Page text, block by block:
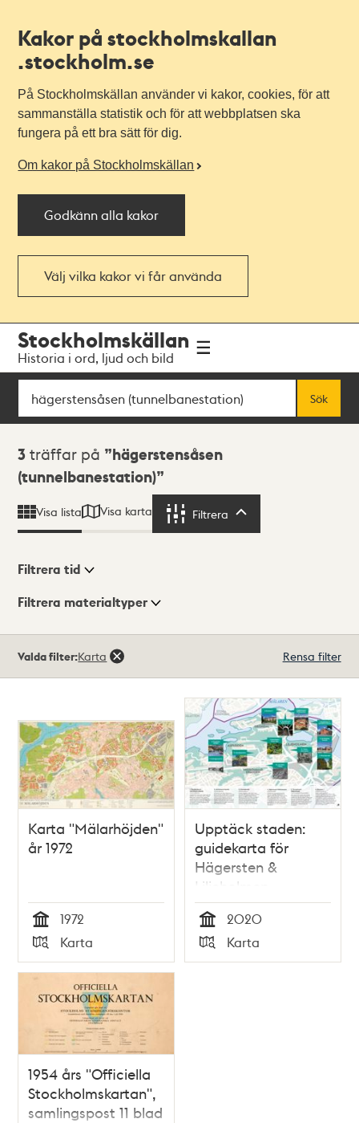
Kakor på stockholmskallan
.stockholm.se
På Stockholmskällan använder vi kakor, cookies, för att
sammanställa statistik och för att webbplatsen ska
fungera på ett bra sätt för dig.
Om kakor på Stockholmskällan
Godkänn alla kakor
Välj vilka kakor vi får använda
navigationen
huvudinnehållet
Stockholmskällan
Historia i ord, ljud och bild
Sök
Sök
Sökresultat
3 träffar på
hägerstensåsen
(tunnelbanestation)
Visa lista Visa karta Filtrera
Visningsläge
Filtrera tid
Filtrera materialtyper
träffar
Valda filter:Karta Rensa filter
Karta "Mälarhöjden"
år 1972
Tid
1972
Typ
Karta
Upptäck staden:
guidekarta för
Hägersten &
Liljeholmen
Tid
2020
Typ
Karta
1954 års "Officiella
Stockholmskartan",
samlingspost 11 blad